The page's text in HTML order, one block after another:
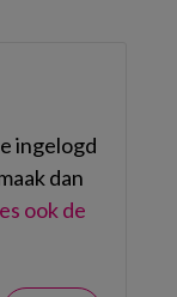
ingelogd
dan
ook de